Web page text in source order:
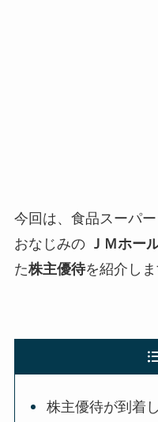
今回は、食品スーパ
おなじみの ＪＭホー
た株主優待を紹介しま
株主優待が到着